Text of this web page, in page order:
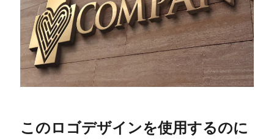
このロゴデザインを使用するのに